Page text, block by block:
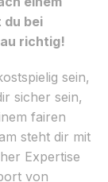
du bei
richtig!
sein,
sicher sein,
fairen
steht dir mit
Expertise
von